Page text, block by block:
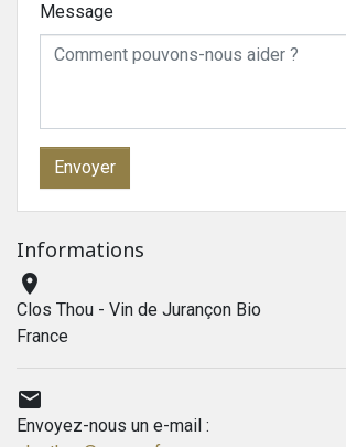
Informations

Clos Thou - Vin de Jurançon Bio
France

Envoyez-nous un e-mail :
Message